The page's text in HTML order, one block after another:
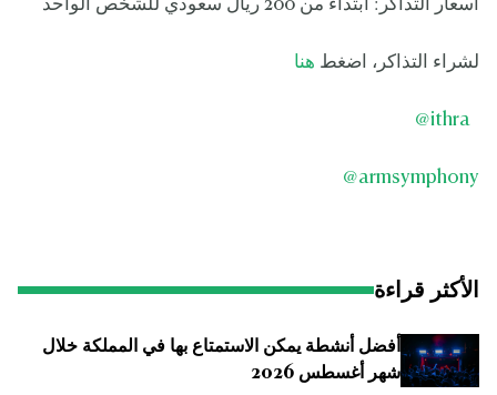
أسعار التذاكر: ابتداءً من 200 ريال سعودي للشخص الواحد
لشراء التذاكر، اضغط هنا
ithra
@
armsymphony
@
الأكثر قراءة
أفضل أنشطة يمكن الاستمتاع بها في المملكة خلال
شهر أغسطس 2026